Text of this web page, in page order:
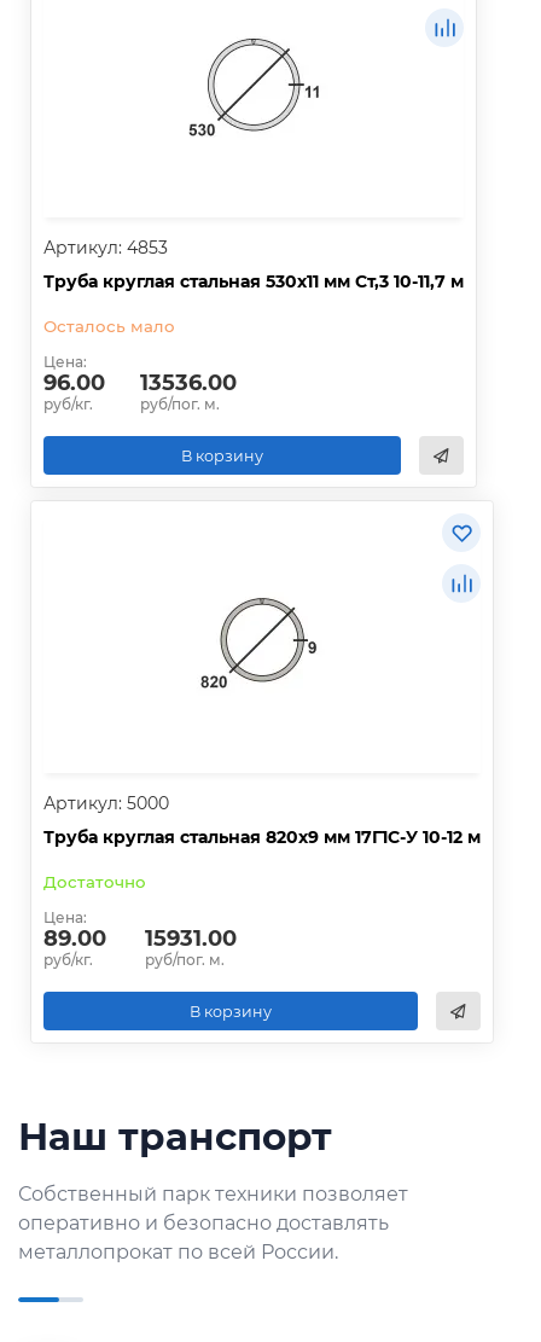
Артикул: 4853
Труба круглая стальная 530х11 мм Ст,3 10-11,7 м
Осталось мало
Цена:
96.00
руб/кг.
13536.00
руб/пог. м.
В корзину
Артикул: 5000
Труба круглая стальная 820х9 мм 17Г1С-У 10-12 м
Достаточно
Цена:
89.00
руб/кг.
15931.00
руб/пог. м.
В корзину
Наш транспорт
Собственный парк техники позволяет
оперативно и безопасно доставлять
металлопрокат по всей России.